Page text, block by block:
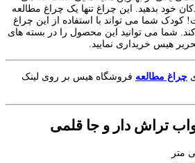
خود بدهید. این چراغ تنها یک چراغ مطالعه
شما می تواند با استفاده از این چراغ
شما می توانید این محصول را در بسته های
چراغ مطالعه فروشگاه هیس بر روی لینک
تراش دار و جا قلمی